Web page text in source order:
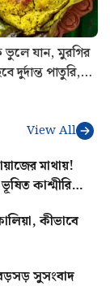
যান, মুরগির
দুর্দান্ত পাতুরি,
View All
মাথায়!
কাশ্মীরি
কীভাবে
সুসংবাদ